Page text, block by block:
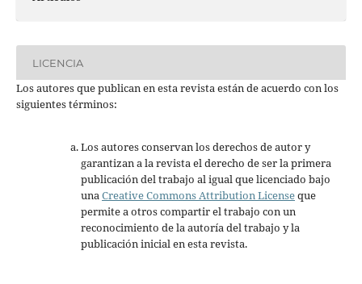
LICENCIA
Los autores que publican en esta revista están de acuerdo con los
siguientes términos:
Los autores conservan los derechos de autor y
garantizan a la revista el derecho de ser la primera
publicación del trabajo al igual que licenciado bajo
unaCreative Commons Attribution Licenseque
permite a otros compartir el trabajo con un
reconocimiento de la autoría del trabajo y la
publicación inicial en esta revista.